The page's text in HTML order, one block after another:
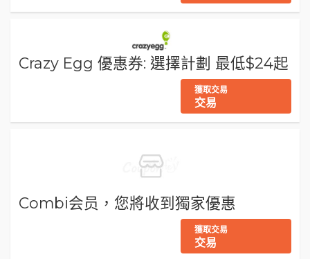
Crazy Egg 優惠券: 選擇計劃 最低$24起
獲取交易
交易
Combi会员，您將收到獨家優惠
獲取交易
交易